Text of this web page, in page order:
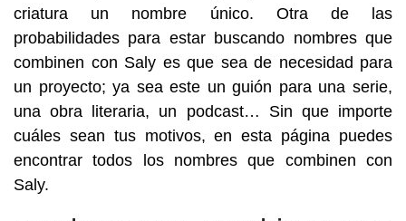
criatura un nombre único. Otra de las
probabilidades para estar buscando nombres que
combinen con Saly es que sea de necesidad para
un proyecto; ya sea este un guión para una serie,
una obra literaria, un podcast… Sin que importe
cuáles sean tus motivos, en esta página puedes
encontrar todos los nombres que combinen con
Saly.